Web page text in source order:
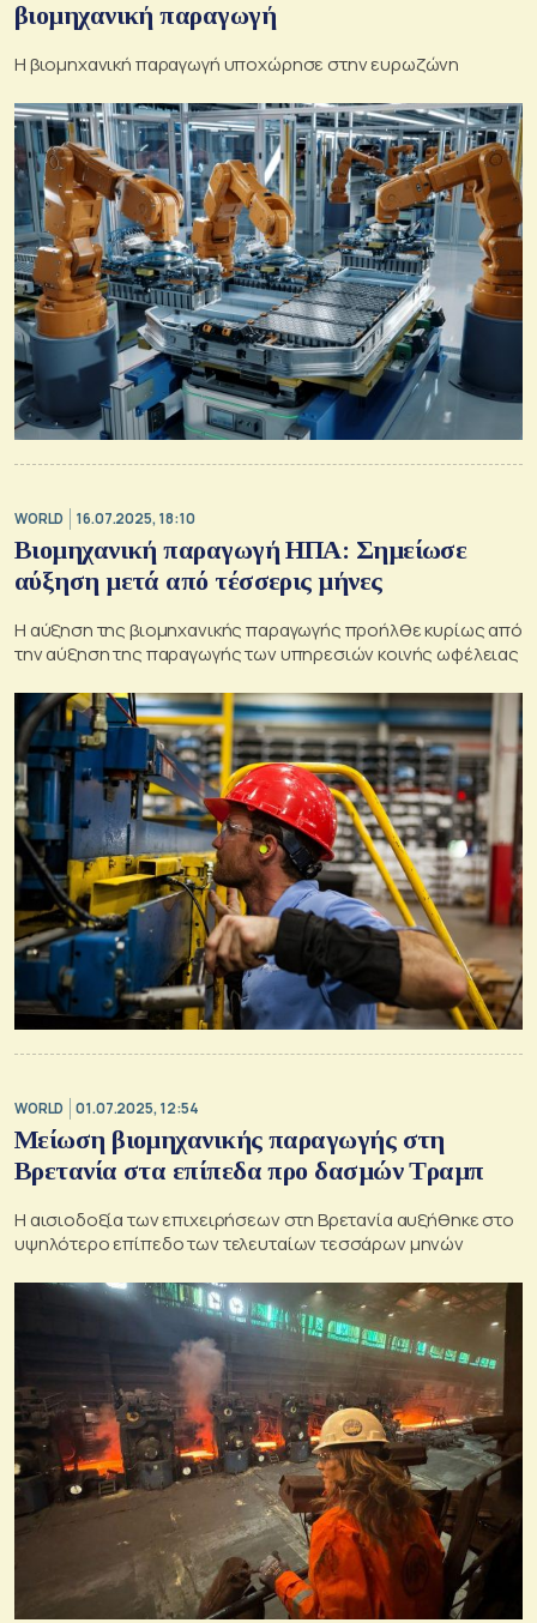
βιομηχανική παραγωγή
Η βιομηχανική παραγωγή υποχώρησε στην ευρωζώνη
WORLD 16.07.2025, 18:10
Βιομηχανική παραγωγή ΗΠΑ: Σημείωσε
αύξηση μετά από τέσσερις μήνες
Η αύξηση της βιομηχανικής παραγωγής προήλθε κυρίως από
την αύξηση της παραγωγής των υπηρεσιών κοινής ωφέλειας
WORLD 01.07.2025, 12:54
Μείωση βιομηχανικής παραγωγής στη
Βρετανία στα επίπεδα προ δασμών Τραμπ
Η αισιοδοξία των επιχειρήσεων στη Βρετανία αυξήθηκε στο
υψηλότερο επίπεδο των τελευταίων τεσσάρων μηνών